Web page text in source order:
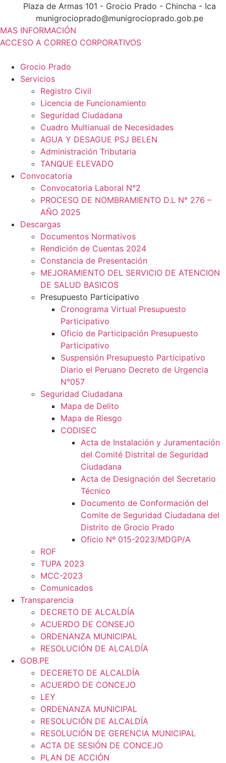
contenido
Plaza de Armas 101 - Grocio Prado - Chincha - Ica
munigrocioprado@munigrocioprado.gob.pe
MAS INFORMACIÓN
ACCESO A CORREO CORPORATIVOS
Grocio Prado
Servicios
Registro Civil
Licencia de Funcionamiento
Seguridad Ciudadana
Cuadro Multianual de Necesidades
AGUA Y DESAGUE PSJ BELEN
Administración Tributaria
TANQUE ELEVADO
Convocatoria
Convocatoria Laboral N°2
PROCESO DE NOMBRAMIENTO D.L N° 276 –
AÑO 2025
Descargas
Documentos Normativos
Rendición de Cuentas 2024
Constancia de Presentación
MEJORAMIENTO DEL SERVICIO DE ATENCION
DE SALUD BASICOS
Presupuesto Participativo
Cronograma Virtual Presupuesto
Participativo
Oficio de Participación Presupuesto
Participativo
Suspensión Presupuesto Participativo
Diario el Peruano Decreto de Urgencia
N°057
Seguridad Ciudadana
Mapa de Delito
Mapa de Riesgo
CODISEC
Acta de Instalación y Juramentación
del Comité Distrital de Seguridad
Ciudadana
Acta de Designación del Secretario
Técnico
Documento de Conformación del
Comite de Seguridad Ciudadana del
Distrito de Grocio Prado
Oficio Nº 015-2023/MDGP/A
ROF
TUPA 2023
MCC-2023
Comunicados
Transparencia
DECRETO DE ALCALDÍA
ACUERDO DE CONSEJO
ORDENANZA MUNICIPAL
RESOLUCIÓN DE ALCALDÍA
GOB.PE
DECERETO DE ALCALDÍA
ACUERDO DE CONCEJO
LEY
ORDENANZA MUNICIPAL
RESOLUCIÓN DE ALCALDÍA
RESOLUCIÓN DE GERENCIA MUNICIPAL
ACTA DE SESIÓN DE CONCEJO
PLAN DE ACCIÓN